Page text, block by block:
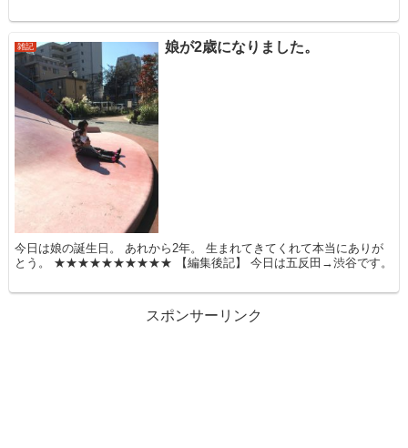
雑記 娘が2歳になりました。
今日は娘の誕生日。 あれから2年。 生まれてきてくれて本当にありが
とう。 ★★★★★★★★★★ 【編集後記】 今日は五反田→渋谷です。
スポンサーリンク